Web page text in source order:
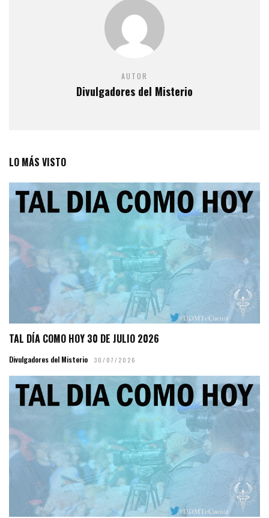
AUTOR
Divulgadores del Misterio
LO MÁS VISTO
TAL DÍA COMO HOY 30 DE JULIO 2026
Divulgadores del Misterio 30/07/2026